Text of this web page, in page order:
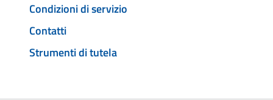
Condizioni di servizio
Contatti
Strumenti di tutela